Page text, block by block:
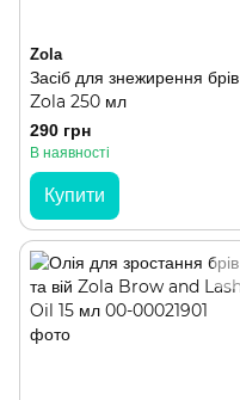
Zola
Засіб для знежирення брів
Zola 250 мл
290 грн
В наявності
Купити